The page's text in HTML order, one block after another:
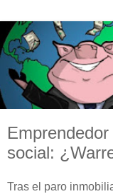
social:
Tras el paro